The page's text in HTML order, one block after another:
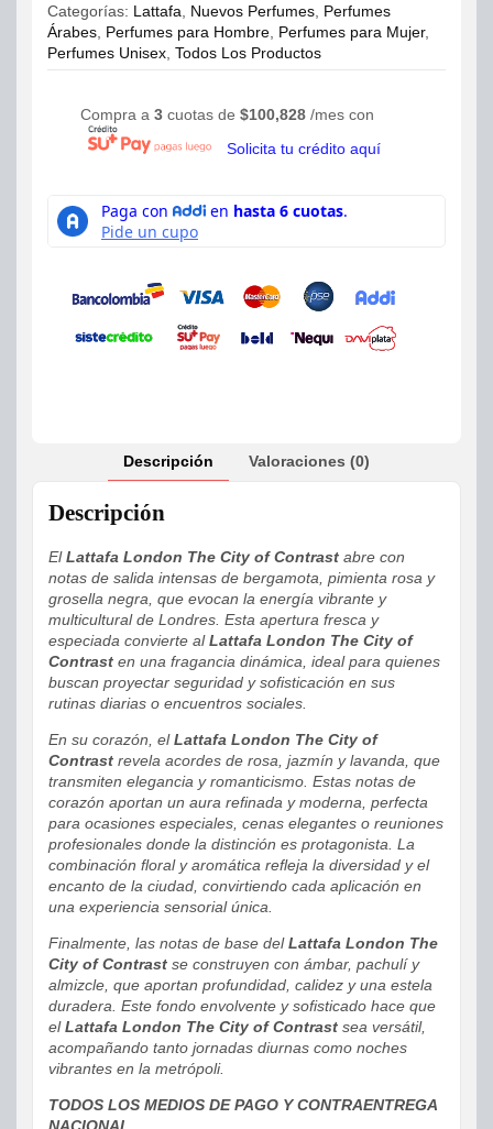
100ml
Unisex
–
cantidad
Categorías: Lattafa Nuevos Perfumes Perfumes
Árabes Perfumes para Hombre Perfumes para Mujer,
Perfumes Unisex Todos Los Productos
Compra a 3 cuotas de $100,828 /mes con
Solicita tu crédito aquí
Descripción Valoraciones (0)
Descripción
ElLattafa London The City of Contrast abre con
notas de salida intensas de bergamota, pimienta rosa y
grosella negra, que evocan la energía vibrante y
multicultural de Londres. Esta apertura fresca y
especiada convierte alLattafa London The City of
Contrast en una fragancia dinámica, ideal para quienes
buscan proyectar seguridad y sofisticación en sus
rutinas diarias o encuentros sociales.
En su corazón, elLattafa London The City of
Contrast revela acordes de rosa, jazmín y lavanda, que
transmiten elegancia y romanticismo. Estas notas de
corazón aportan un aura refinada y moderna, perfecta
para ocasiones especiales, cenas elegantes o reuniones
profesionales donde la distinción es protagonista. La
combinación floral y aromática refleja la diversidad y el
encanto de la ciudad, convirtiendo cada aplicación en
una experiencia sensorial única.
Finalmente, las notas de base delLattafa London The
City of Contrast se construyen con ámbar, pachulí y
almizcle, que aportan profundidad, calidez y una estela
duradera. Este fondo envolvente y sofisticado hace que
elLattafa London The City of Contrast sea versátil,
acompañando tanto jornadas diurnas como noches
vibrantes en la metrópoli.
TODOS LOS MEDIOS DE PAGO Y CONTRAENTREGA